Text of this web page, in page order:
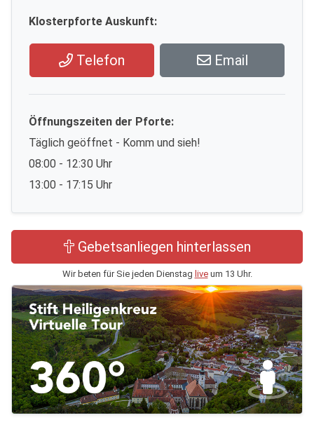
Klosterpforte Auskunft:
Telefon Email
Öffnungszeiten der Pforte:
Täglich geöffnet - Komm und sieh!
08:00 - 12:30 Uhr
13:00 - 17:15 Uhr
Gebetsanliegen hinterlassen
Wir beten für Sie jeden Dienstag liveum 13 Uhr.